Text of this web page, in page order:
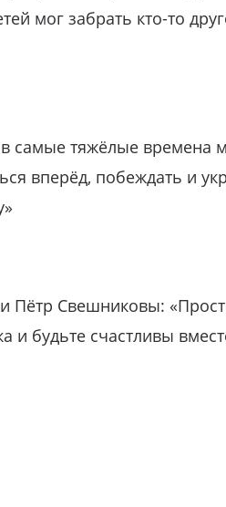
мог забрать кто-то
самые тяжёлые времена
вперёд, побеждать и
Пётр Свешниковы:
и будьте счастливы